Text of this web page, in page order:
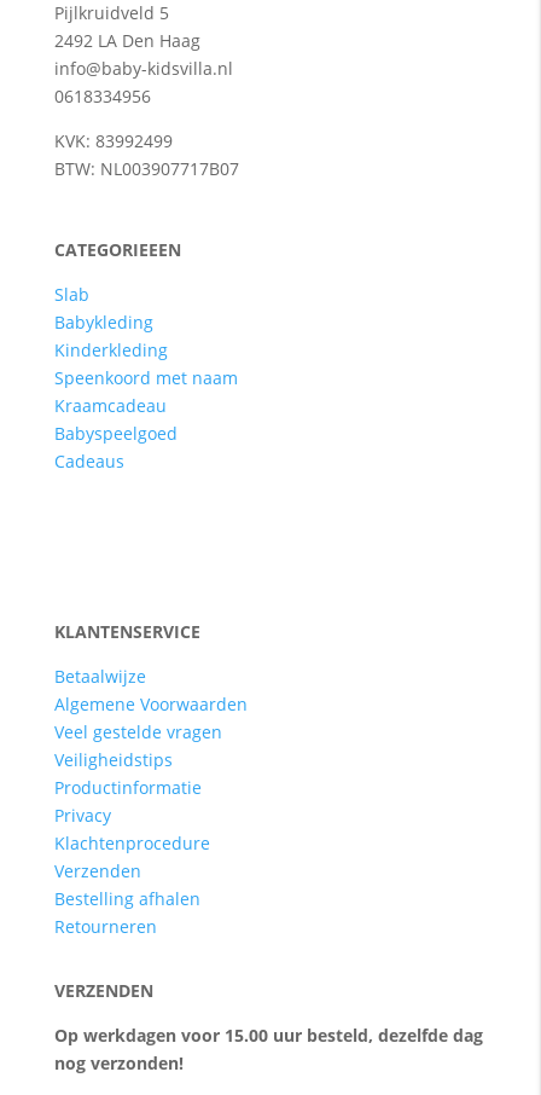
Pijlkruidveld 5
2492 LA Den Haag
info@baby-kidsvilla.nl
0618334956
KVK: 83992499
BTW: NL003907717B07
CATEGORIEEEN
Slab
Babykleding
Kinderkleding
Speenkoord met naam
Kraamcadeau
Babyspeelgoed
Cadeaus
KLANTENSERVICE
Betaalwijze
Algemene Voorwaarden
Veel gestelde vragen
Veiligheidstips
Productinformatie
Privacy
Klachtenprocedure
Verzenden
Bestelling afhalen
Retourneren
VERZENDEN
Op werkdagen voor 15.00 uur besteld, dezelfde dag
nog verzonden!